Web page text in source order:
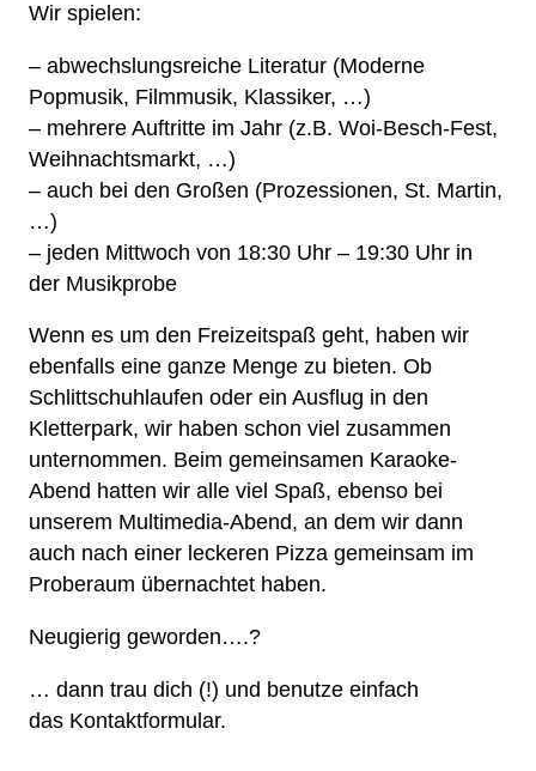
Wir spielen:
– abwechslungsreiche Literatur (Moderne
Popmusik, Filmmusik, Klassiker, …)
– mehrere Auftritte im Jahr (z.B. Woi-Besch-Fest,
Weihnachtsmarkt, …)
– auch bei den Großen (Prozessionen, St. Martin,
…)
– jeden Mittwoch von 18:30 Uhr – 19:30 Uhr in
der Musikprobe
Wenn es um den Freizeitspaß geht, haben wir
ebenfalls eine ganze Menge zu bieten. Ob
Schlittschuhlaufen oder ein Ausflug in den
Kletterpark, wir haben schon viel zusammen
unternommen. Beim gemeinsamen Karaoke-
Abend hatten wir alle viel Spaß, ebenso bei
unserem Multimedia-Abend, an dem wir dann
auch nach einer leckeren Pizza gemeinsam im
Proberaum übernachtet haben.
Neugierig geworden….?
… dann trau dich (!) und benutze einfach
das Kontaktformular.